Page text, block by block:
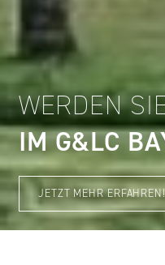
WERDEN
IM G&LC
JETZT MEHR ERFAHREN!